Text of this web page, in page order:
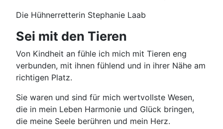
Die Hühnerretterin Stephanie Laab
Sei mit den Tieren
Von Kindheit an fühle ich mich mit Tieren eng
verbunden, mit ihnen fühlend und in ihrer Nähe am
richtigen Platz.
Sie waren und sind für mich wertvollste Wesen,
die in mein Leben Harmonie und Glück bringen,
die meine Seele berühren und mein Herz.